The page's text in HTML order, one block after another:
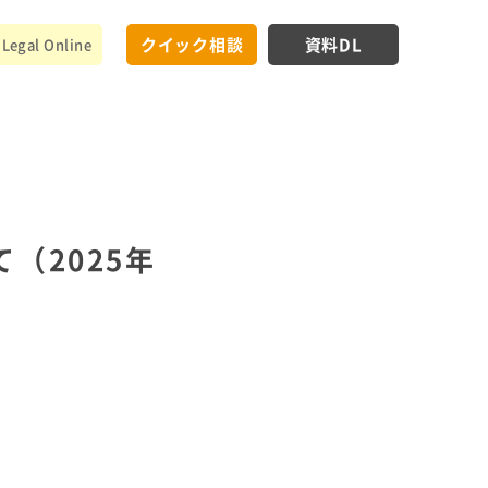
Online クイック相談 資料DL
（2025年